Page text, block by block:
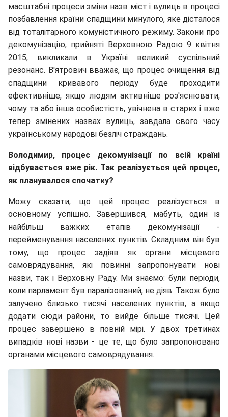
масштабні процеси зміни назв міст і вулиць в процесі
позбавлення країни спадщини минулого, яке дісталося
від тоталітарного комуністичного режиму. Закони про
декомунізацію, прийняті Верховною Радою 9 квітня
2015, викликали в Україні великий суспільний
резонанс. В'ятрович вважає, що процес очищення від
спадщини кривавого періоду буде проходити
ефективніше, якщо людям активніше роз'яснювати,
чому та або інша особистість, увічнена в старих і вже
тепер змінених назвах вулиць, завдала свого часу
українському народові безліч страждань.
Володимир, процес декомунізації по всій країні
відбувається вже рік. Так реалізується цей процес,
як планувалося спочатку?
Можу сказати, що цей процес реалізується в
основному успішно. Завершився, мабуть, один із
найбільш важких етапів декомунізації -
перейменування населених пунктів. Складним він був
тому, що процес задіяв як органи місцевого
самоврядування, які повинні запропонувати нові
назви, так і Верховну Раду. Ми знаємо: були періоди,
коли парламент був паралізований, не діяв. Також було
залучено близько тисячі населених пунктів, а якщо
додати сюди райони, то вийде більше тисячі. Цей
процес завершено в повній мірі. У двох третинах
випадків нові назви - це те, що було запропоновано
органами місцевого самоврядування.